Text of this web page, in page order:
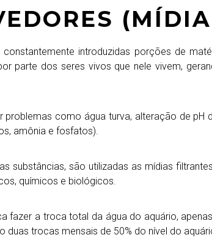
introduzidas porções de
parte dos seres vivos que nele vivem,
problemas como água turva, alteração de pH
amônia e fosfatos).
substâncias, são utilizadas as mídias
químicos e biológicos.
fazer a troca total da água do aquário,
duas trocas mensais de 50% do nível do